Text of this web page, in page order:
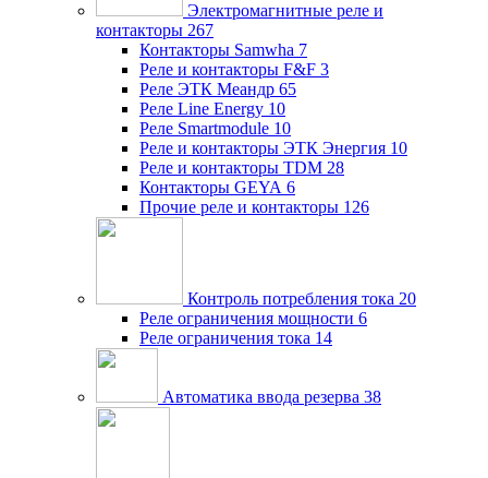
Электромагнитные реле и
контакторы 267
Контакторы Samwha 7
Реле и контакторы F&F 3
Реле ЭТК Меандр 65
Реле Line Energy 10
Реле Smartmodule 10
Реле и контакторы ЭТК Энергия 10
Реле и контакторы TDM 28
Контакторы GEYA 6
Прочие реле и контакторы 126
Контроль потребления тока 20
Реле ограничения мощности 6
Реле ограничения тока 14
Автоматика ввода резерва 38